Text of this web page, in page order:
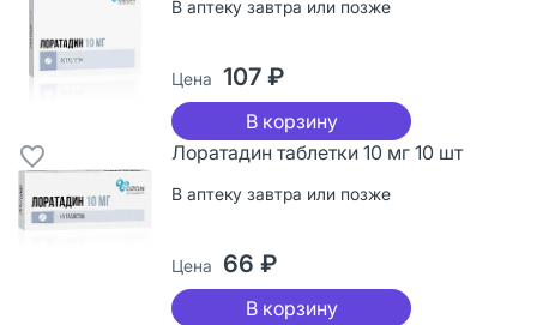
В аптеку завтра или позже
Цена 107 ₽
В корзину
Лоратадин таблетки 10 мг 10 шт
В аптеку завтра или позже
Цена 66 ₽
В корзину